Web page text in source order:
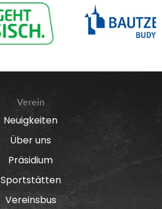
Verein
Neuigkeiten
Über uns
Präsidium
Sportstätten
Vereinsbus